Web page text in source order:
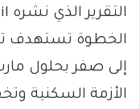
الخطوة تستهدف
الأزمة السكنية